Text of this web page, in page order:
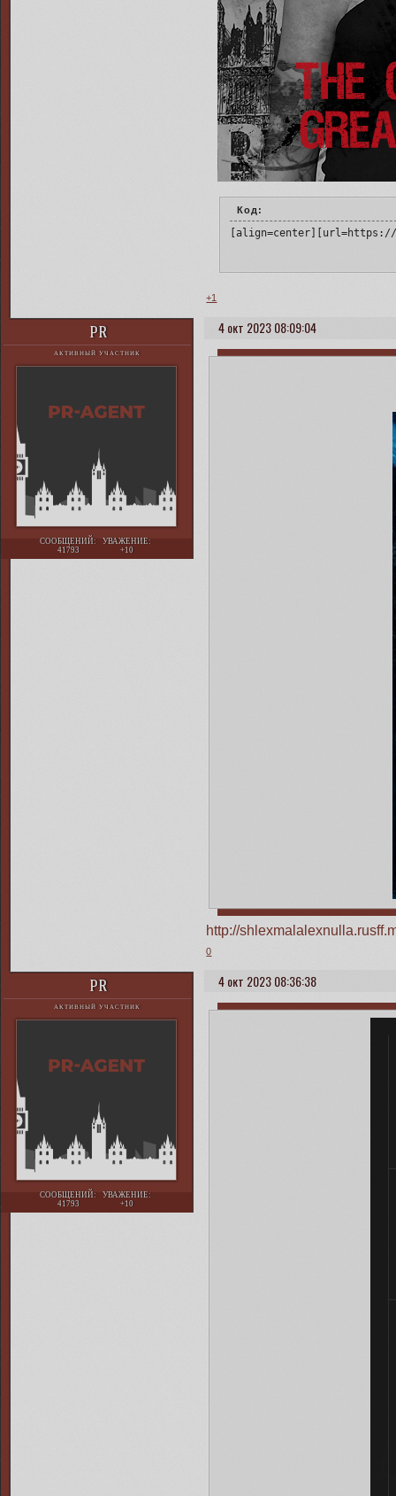
Код:
[align=center][url=https://
+1
4 окт 2023 08:09:04
PR
АКТИВНЫЙ УЧАСТНИК
СООБЩЕНИЙ:
41793
УВАЖЕНИЕ:
+10
http://
0
4 окт 2023 08:36:38
PR
АКТИВНЫЙ УЧАСТНИК
СООБЩЕНИЙ:
41793
УВАЖЕНИЕ:
+10